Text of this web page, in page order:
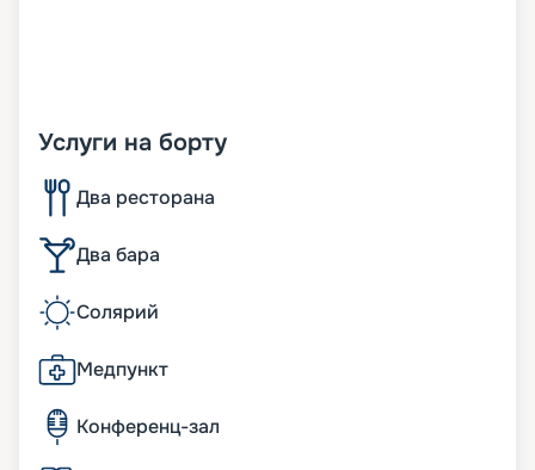
Услуги на борту
Два ресторана
Два бара
Солярий
Медпункт
Конференц-зал